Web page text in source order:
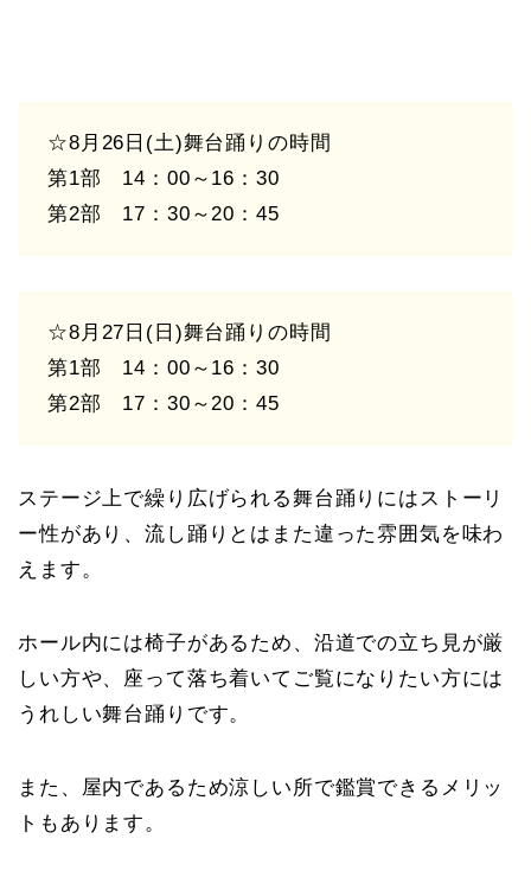
☆8月26日(土)舞台踊りの時間
第1部 14：00～16：30
第2部 17：30～20：45
☆8月27日(日)舞台踊りの時間
第1部 14：00～16：30
第2部 17：30～20：45
ステージ上で繰り広げられる舞台踊りにはストーリ
ー性があり、流し踊りとはまた違った雰囲気を味わ
えます。
ホール内には椅子があるため、沿道での立ち見が厳
しい方や、座って落ち着いてご覧になりたい方には
うれしい舞台踊りです。
また、屋内であるため涼しい所で鑑賞できるメリッ
トもあります。